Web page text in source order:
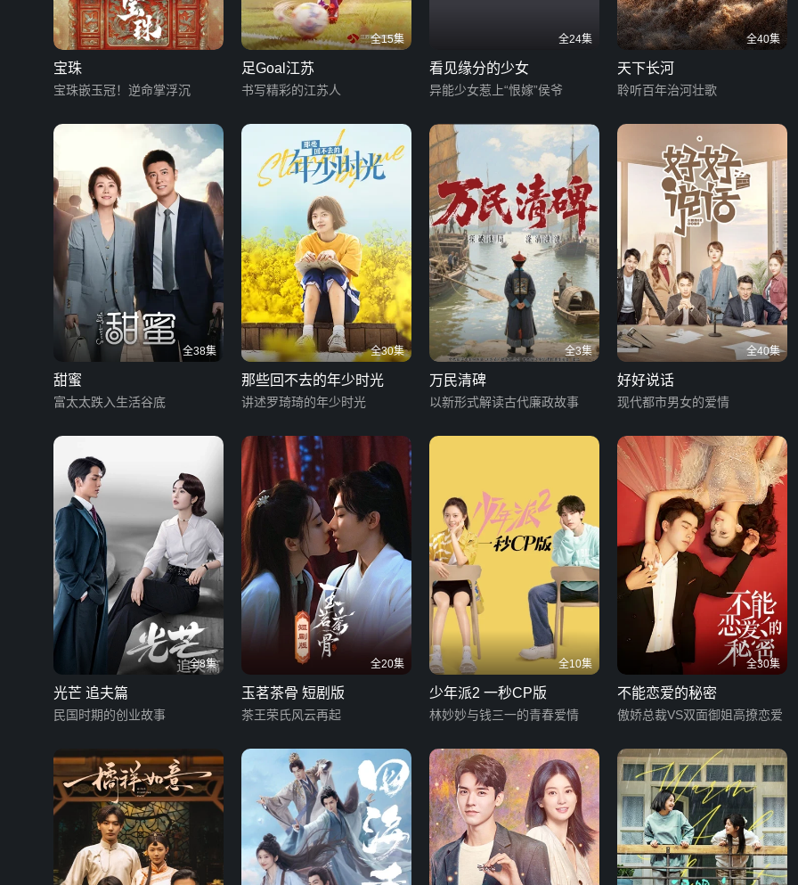
宝珠
宝珠嵌玉冠！逆命掌浮沉
全15集
足Goal江苏
书写精彩的江苏人
全24集
看见缘分的少女
异能少女惹上“恨嫁”侯爷
全40集
天下长河
聆听百年治河壮歌
全38集
甜蜜
富太太跌入生活谷底
全30集
那些回不去的年少时光
讲述罗琦琦的年少时光
全3集
万民清碑
以新形式解读古代廉政故事
全40集
好好说话
现代都市男女的爱情
全8集
光芒 追夫篇
民国时期的创业故事
全20集
玉茗茶骨 短剧版
茶王荣氏风云再起
全10集
少年派2 一秒CP版
林妙妙与钱三一的青春爱情
全30集
不能恋爱的秘密
傲娇总裁VS双面御姐高撩恋爱